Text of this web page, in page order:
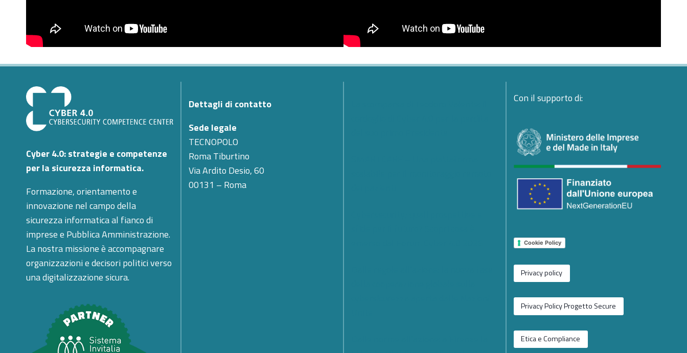
Cyber 4.0: strategie e competenze
per la sicurezza informatica.
Formazione, orientamento e
innovazione nel campo della
sicurezza informatica al fianco di
imprese e Pubblica Amministrazione.
La nostra missione è accompagnare
organizzazioni e decisori politici verso
una digitalizzazione sicura.
Dettagli di contatto
Sede legale
TECNOPOLO
Roma Tiburtino
Via Ardito Desio, 60
00131 – Roma
Con il supporto di:
Cookie Policy
Privacy policy
Privacy Policy Progetto Secure
Etica e Compliance